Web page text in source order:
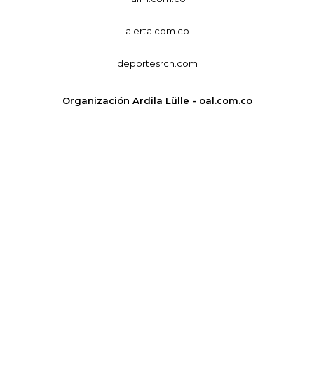
alerta.com.co
deportesrcn.com
Organización Ardila Lülle - oal.com.co